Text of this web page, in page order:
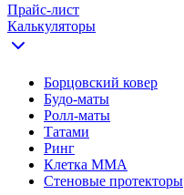
Прайс-лист
Калькуляторы
Борцовский ковер
Будо-маты
Ролл-маты
Татами
Ринг
Клетка ММА
Стеновые протекторы